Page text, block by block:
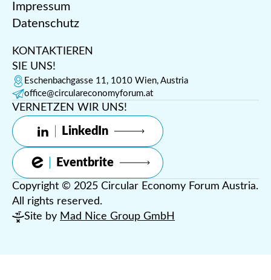
Impressum
Datenschutz
KONTAKTIEREN
SIE UNS!
Eschenbachgasse 11, 1010 Wien, Austria
office@circulareconomyforum.at
VERNETZEN WIR UNS!
LinkedIn
Eventbrite
Copyright © 2025 Circular Economy Forum Austria.
All rights reserved.
Site by Mad Nice Group GmbH